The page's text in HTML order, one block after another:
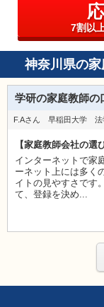
7割以
神奈川県の
学研の家庭教師の
F.Aさん 早稲田大学 法
【家庭教師会社の選
インターネットで家
ーネット上には多く
イトの見やすさです
て、登録を決め...